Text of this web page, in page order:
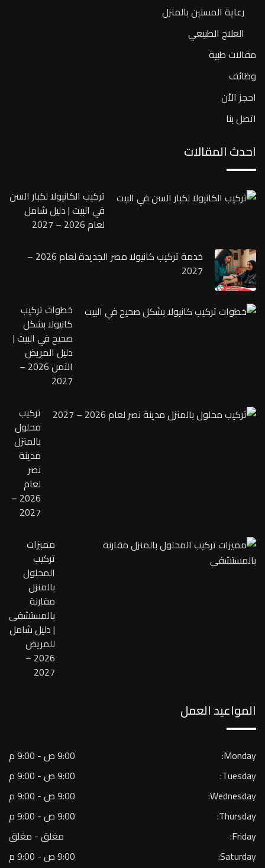
رعاية المسنين بالمنزل
العلاج الطبيعي
مقالات طبية
وظائف
احجز الأن
اتصل بنا
احدث المقالات
تركيب الكانيولا لكبار السن
في البيت | دليل شامل
لعام 2026 – 2027
خدمة تركيب كانيولا مصر الجديدة لعام 2026 –
2027
خطوات تركيب
كانيولا بشكل
صحيح في البيت |
دليل المريض
الآمن 2026 –
2027
تركيب
محلول
بالمنزل
مدينة
نصر
لعام
2026 –
2027
مميزات
تركيب
المحلول
بالمنزل
مقارنة
بالمستشفى
| دليل شامل
للمريض
2026 –
2027
المواعيد العمل
Monday:
9:00 ص - 9:00 م
Tuesday:
9:00 ص - 9:00 م
Wednesday:
9:00 ص - 9:00 م
Thursday:
9:00 ص - 9:00 م
Friday:
مغلق - مغلق
Saturday:
9:00 ص - 9:00 م